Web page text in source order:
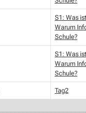
S1: Was
Warum
Schule?
S1: Was
Warum
Schule?
Tag2